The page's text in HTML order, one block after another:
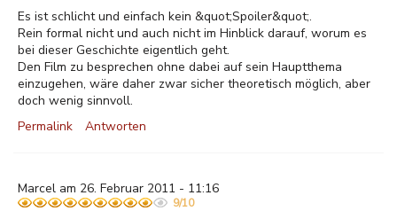
Es ist schlicht und einfach kein &quot;Spoiler&quot;.
Rein formal nicht und auch nicht im Hinblick darauf, worum es
bei dieser Geschichte eigentlich geht.
Den Film zu besprechen ohne dabei auf sein Hauptthema
einzugehen, wäre daher zwar sicher theoretisch möglich, aber
doch wenig sinnvoll.
Permalink
Antworten
Marcel am 26. Februar 2011 - 11:16
9/10